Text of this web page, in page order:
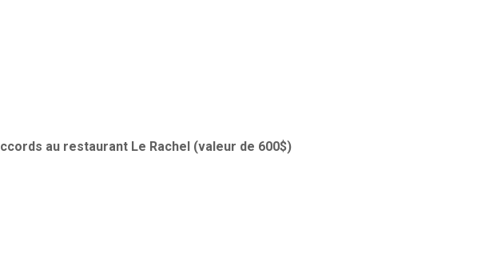
au restaurant Le Rachel (valeur de 600$)